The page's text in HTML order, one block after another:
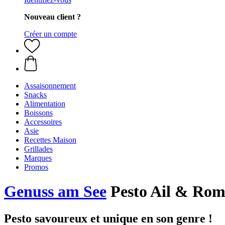
Nouveau client ?
Créer un compte
Assaisonnement
Snacks
Alimentation
Boissons
Accessoires
Asie
Recettes Maison
Grillades
Marques
Promos
Genuss am See Pesto Ail &
Pesto savoureux et unique en son genre !